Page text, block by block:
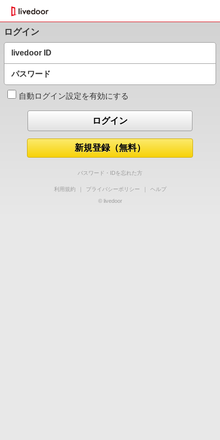
ログイン
livedoor ID
パスワード
自動ログイン設定を有効にする
新規登録（無料）
パスワード・IDを忘れた方
利用規約 ｜ プライバシーポリシー ｜
ヘルプ
© livedoor